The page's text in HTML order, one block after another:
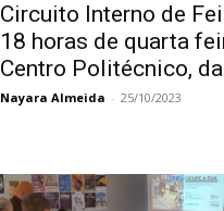
Circuito Interno de
18 horas de quarta
Centro Politécnico,
Nayara Almeida - 25/10/2023